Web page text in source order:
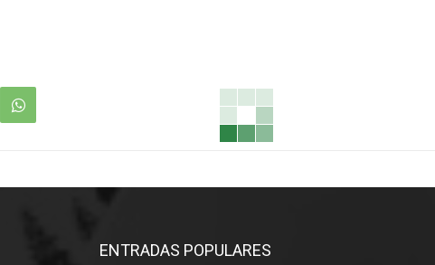
ENTRADAS POPULARES